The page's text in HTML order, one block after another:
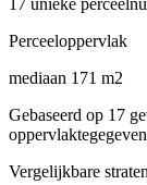
Perceeloppervlak
mediaan 171 m2
Gebaseerd op 17
Vergelijkbare straten